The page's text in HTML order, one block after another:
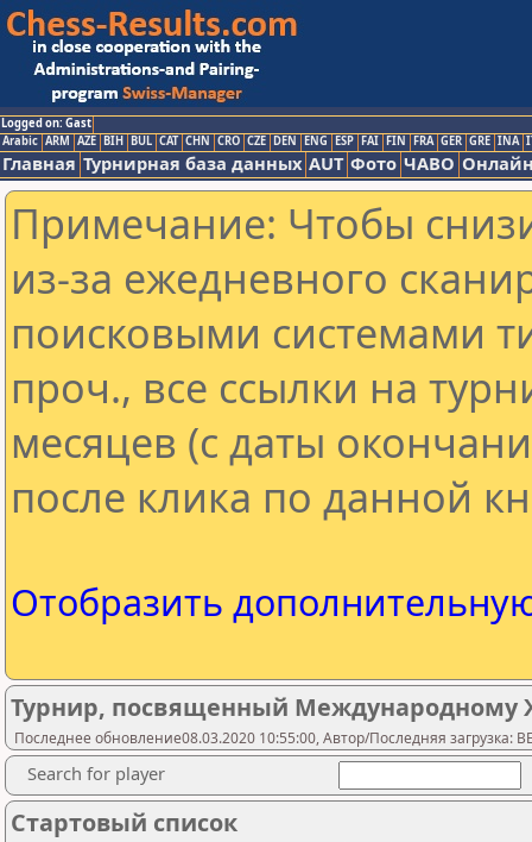
Logged on: Gast
Arabic ARM AZE BIH BUL CAT CHN CRO CZE DEN ENG ESP FAI FIN FRA GER GRE INA
Главная Турнирная база данных AUT Фото ЧАВО
Примечание: Чтобы
из-за ежедневного
поисковыми системами
проч., все ссылки на
месяцев (с даты
после клика по данной
Отобразить
Турнир, посвященный
Последнее обновление08.03.2020 10:55:00, Автор/Последняя загрузка:
Search for player
Стартовый список